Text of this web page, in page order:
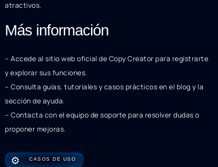
atractivos.
Más información
– Accede al sitio web oficial de Copy Creator para registrarte
y explorar sus funciones.
– Consulta guías, tutoriales y casos prácticos en el blog y la
sección de ayuda.
– Contacta con el equipo de soporte para resolver dudas o
proponer mejoras.
⚙️ CASOS DE USO